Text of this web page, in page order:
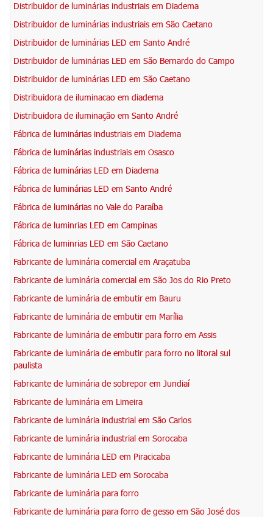
Distribuidor de luminárias industriais em Diadema
Distribuidor de luminárias industriais em São Caetano
Distribuidor de luminárias LED em Santo André
Distribuidor de luminárias LED em São Bernardo do Campo
Distribuidor de luminárias LED em São Caetano
Distribuidora de iluminacao em diadema
Distribuidora de iluminação em Santo André
Fábrica de luminárias industriais em Diadema
Fábrica de luminárias industriais em Osasco
Fábrica de luminárias LED em Diadema
Fábrica de luminárias LED em Santo André
Fábrica de luminárias no Vale do Paraíba
Fábrica de luminrias LED em Campinas
Fábrica de luminrias LED em São Caetano
Fabricante de luminária comercial em Araçatuba
Fabricante de luminária comercial em São Jos do Rio Preto
Fabricante de luminária de embutir em Bauru
Fabricante de luminária de embutir em Marília
Fabricante de luminária de embutir para forro em Assis
Fabricante de luminária de embutir para forro no litoral sul
paulista
Fabricante de luminária de sobrepor em Jundiaí
Fabricante de luminária em Limeira
Fabricante de luminária industrial em São Carlos
Fabricante de luminária industrial em Sorocaba
Fabricante de luminária LED em Piracicaba
Fabricante de luminária LED em Sorocaba
Fabricante de luminária para forro
Fabricante de luminária para forro de gesso em São José dos